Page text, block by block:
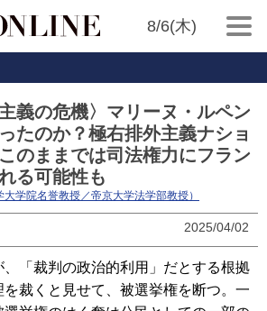
8/6(木)
義の危機〉マリーヌ・ルペン
たのか？極右排外主義ナショ
のままでは司法権力にフラン
る可能性も
大学院名誉教授／帝京大学法学部教授）
2025/04/02
「裁判の政治的利用」だとする根拠
裁くと見せて、被選挙権を断つ。一